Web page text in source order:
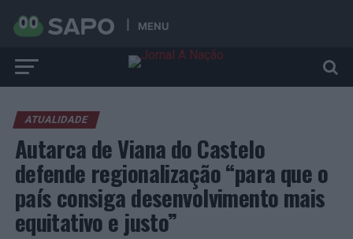
MENU
ATUALIDADE
Autarca de Viana do Castelo
defende regionalização “para que o
país consiga desenvolvimento mais
equitativo e justo”